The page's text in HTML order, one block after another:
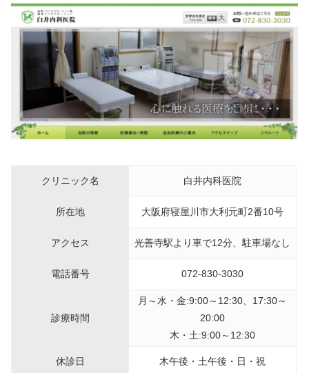
クリニック名 白井内科医院
所在地 大阪府寝屋川市大利元町2番10号
アクセス 光善寺駅より車で12分、駐車場なし
電話番号 072-830-3030
診療時間
月～水・金:9:00～12:30、17:30～
20:00
木・土:9:00～12:30
休診日 木午後・土午後・日・祝